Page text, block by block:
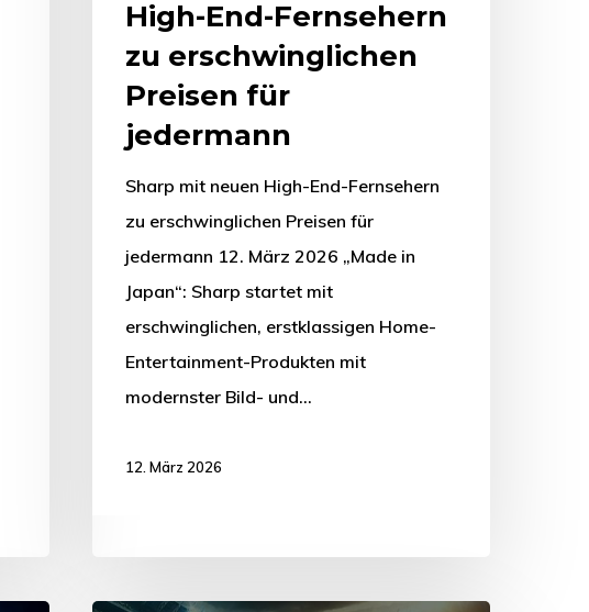
High-End-Fernsehern
zu erschwinglichen
Preisen für
jedermann
Sharp mit neuen High-End-Fernsehern
zu erschwinglichen Preisen für
jedermann 12. März 2026 „Made in
Japan“: Sharp startet mit
erschwinglichen, erstklassigen Home-
Entertainment-Produkten mit
modernster Bild- und…
12. März 2026